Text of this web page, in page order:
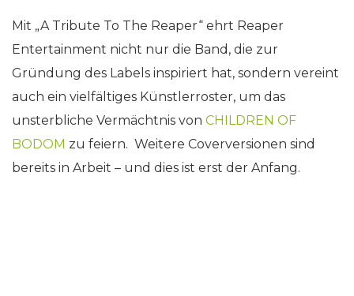
Mit „A Tribute To The Reaper“ ehrt Reaper
Entertainment nicht nur die Band, die zur
Gründung des Labels inspiriert hat, sondern vereint
auch ein vielfältiges Künstlerroster, um das
unsterbliche Vermächtnis von CHILDREN OF
BODOM zu feiern. Weitere Coverversionen sind
bereits in Arbeit – und dies ist erst der Anfang.